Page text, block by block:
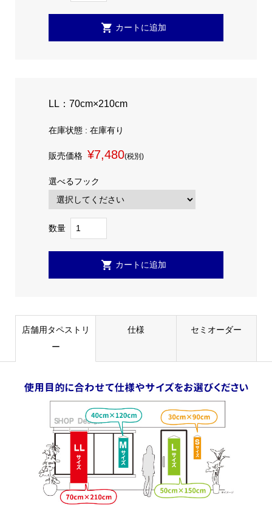
LL：70cm×210cm
在庫状態 : 在庫有り
販売価格 ¥7,480(税別)
選べるフック
数量
店舗用タペストリ
ー
仕様 セミオーダー